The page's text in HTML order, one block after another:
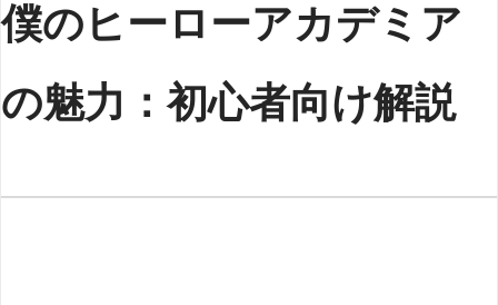
僕のヒーローアカデミア
の魅力：初心者向け解説